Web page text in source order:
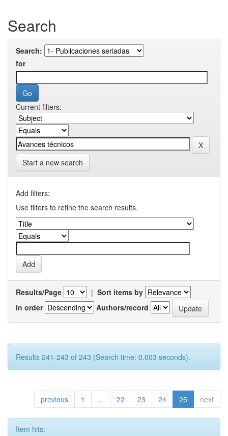
Search
Search:
for
Current filters:
Start a new search
Add filters:
Use filters to refine the search results.
Results/Page | Sort items by
In order
Authors/record
Results 241-243 of 243 (Search time: 0.003 seconds).
previous 1 ... 22 23 24 25 next
Item hits: